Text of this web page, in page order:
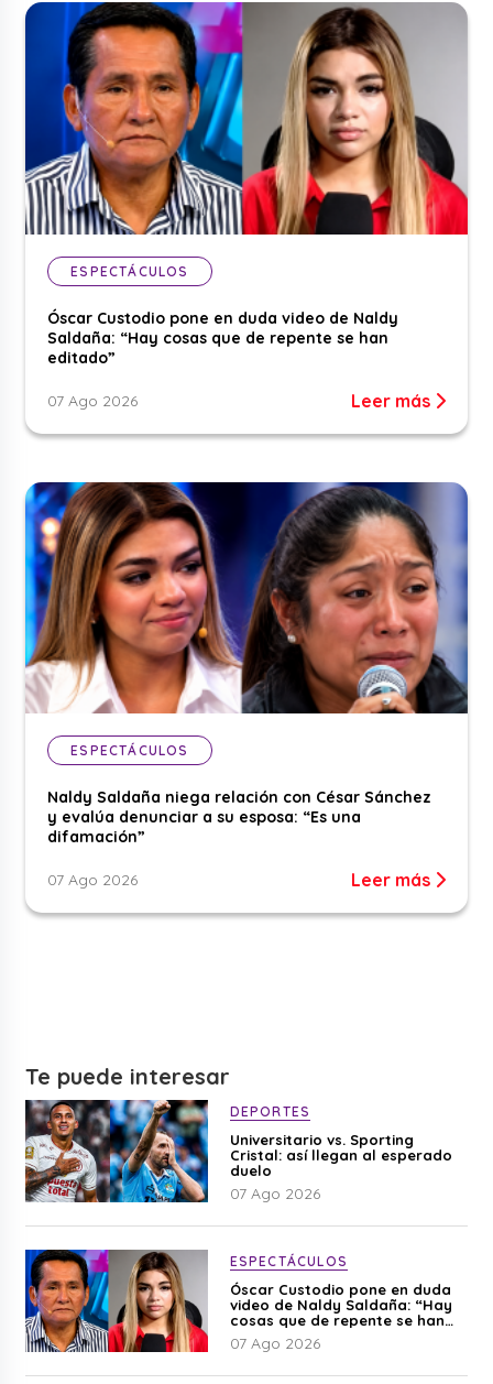
ESPECTÁCULOS
Óscar Custodio pone en duda video de Naldy
Saldaña: “Hay cosas que de repente se han
editado”
07 Ago 2026 Leer más
ESPECTÁCULOS
Naldy Saldaña niega relación con César Sánchez
y evalúa denunciar a su esposa: “Es una
difamación”
07 Ago 2026 Leer más
Te puede interesar
DEPORTES
Universitario vs. Sporting
Cristal: así llegan al esperado
duelo
07 Ago 2026
ESPECTÁCULOS
Óscar Custodio pone en duda
video de Naldy Saldaña: “Hay
cosas que de repente se han
editado”
07 Ago 2026